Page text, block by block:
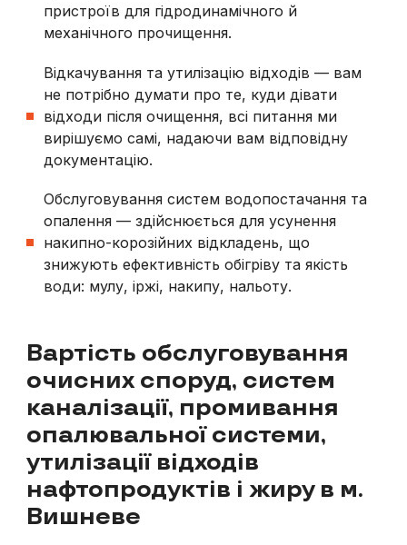
пристроїв для гідродинамічного й
механічного прочищення.
Відкачування та утилізацію відходів — вам
не потрібно думати про те, куди дівати
відходи після очищення, всі питання ми
вирішуємо самі, надаючи вам відповідну
документацію.
Обслуговування систем водопостачання та
опалення — здійснюється для усунення
накипно-корозійних відкладень, що
знижують ефективність обігріву та якість
води: мулу, іржі, накипу, нальоту.
Вартість обслуговування
очисних споруд, систем
каналізації, промивання
опалювальної системи,
утилізації відходів
нафтопродуктів і жиру в м.
Вишневе